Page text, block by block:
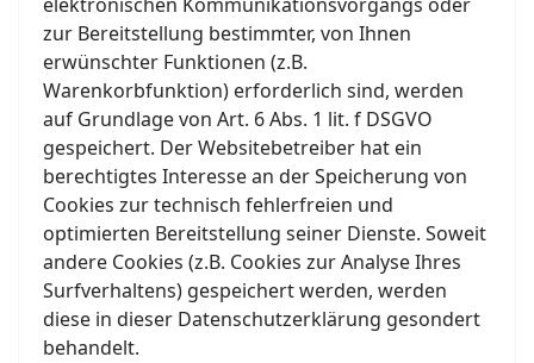
zur Bereitstellung bestimmter, von Ihnen
erwünschter Funktionen (z.B.
Warenkorbfunktion) erforderlich sind, werden
auf Grundlage von Art. 6 Abs. 1 lit. f DSGVO
gespeichert. Der Websitebetreiber hat ein
berechtigtes Interesse an der Speicherung von
Cookies zur technisch fehlerfreien und
optimierten Bereitstellung seiner Dienste. Soweit
andere Cookies (z.B. Cookies zur Analyse Ihres
Surfverhaltens) gespeichert werden, werden
diese in dieser Datenschutzerklärung gesondert
behandelt.